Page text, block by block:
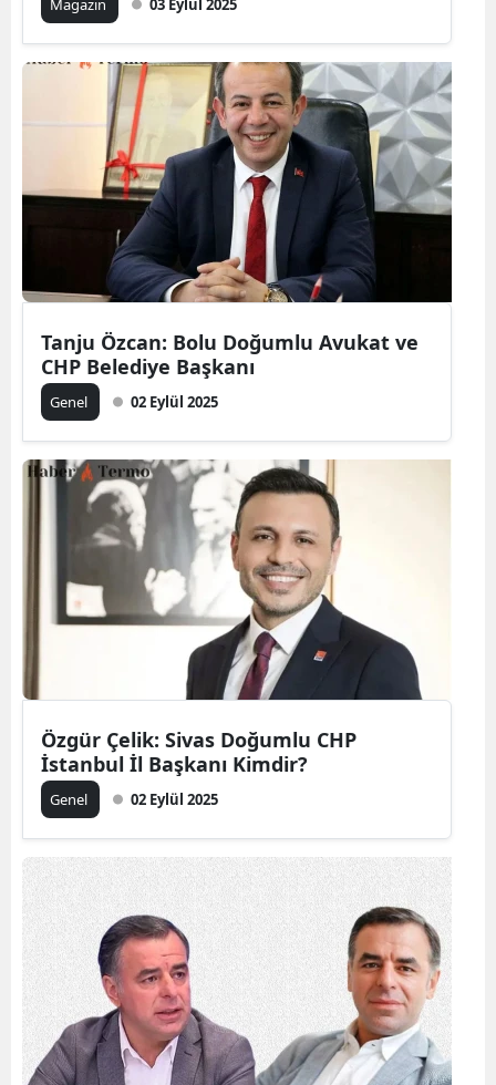
Magazin 03 Eylül 2025
Tanju Özcan: Bolu Doğumlu Avukat ve
CHP Belediye Başkanı
Genel 02 Eylül 2025
Özgür Çelik: Sivas Doğumlu CHP
İstanbul İl Başkanı Kimdir?
Genel 02 Eylül 2025